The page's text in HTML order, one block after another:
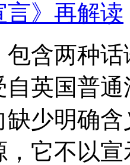
》再解读
包含两种
自英国普
少明确
它不以